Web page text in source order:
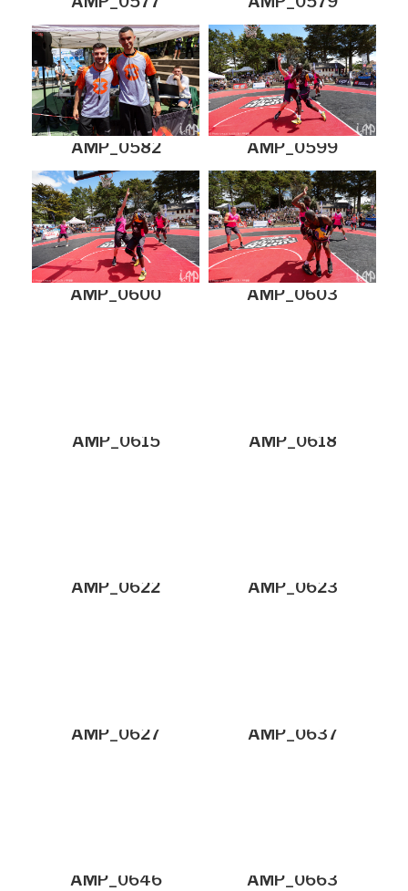
AMP_0582 AMP_0599
AMP_0600 AMP_0603
AMP_0615 AMP_0618
AMP_0622 AMP_0623
AMP_0627 AMP_0637
AMP_0646 AMP_0663